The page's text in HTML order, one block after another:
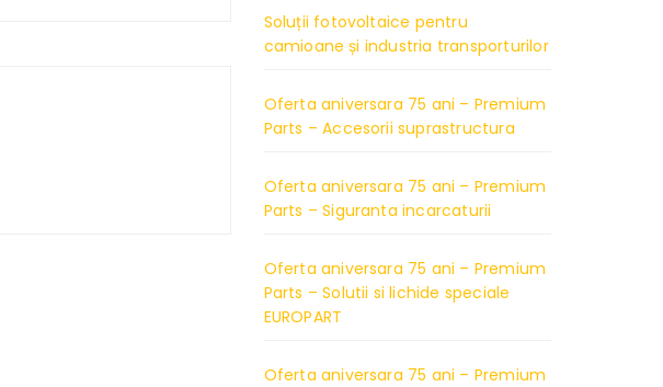
Soluții fotovoltaice pentru
camioane și industria transporturilor
Oferta aniversara 75 ani – Premium
Parts – Accesorii suprastructura
Oferta aniversara 75 ani – Premium
Parts – Siguranta incarcaturii
Oferta aniversara 75 ani – Premium
Parts – Solutii si lichide speciale
EUROPART
Oferta aniversara 75 ani – Premium